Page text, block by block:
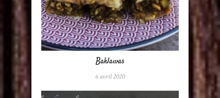
Baklawas
6 avril 2020